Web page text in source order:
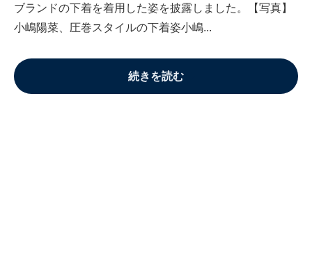
ブランドの下着を着用した姿を披露しました。【写真】
小嶋陽菜、圧巻スタイルの下着姿小嶋...
続きを読む